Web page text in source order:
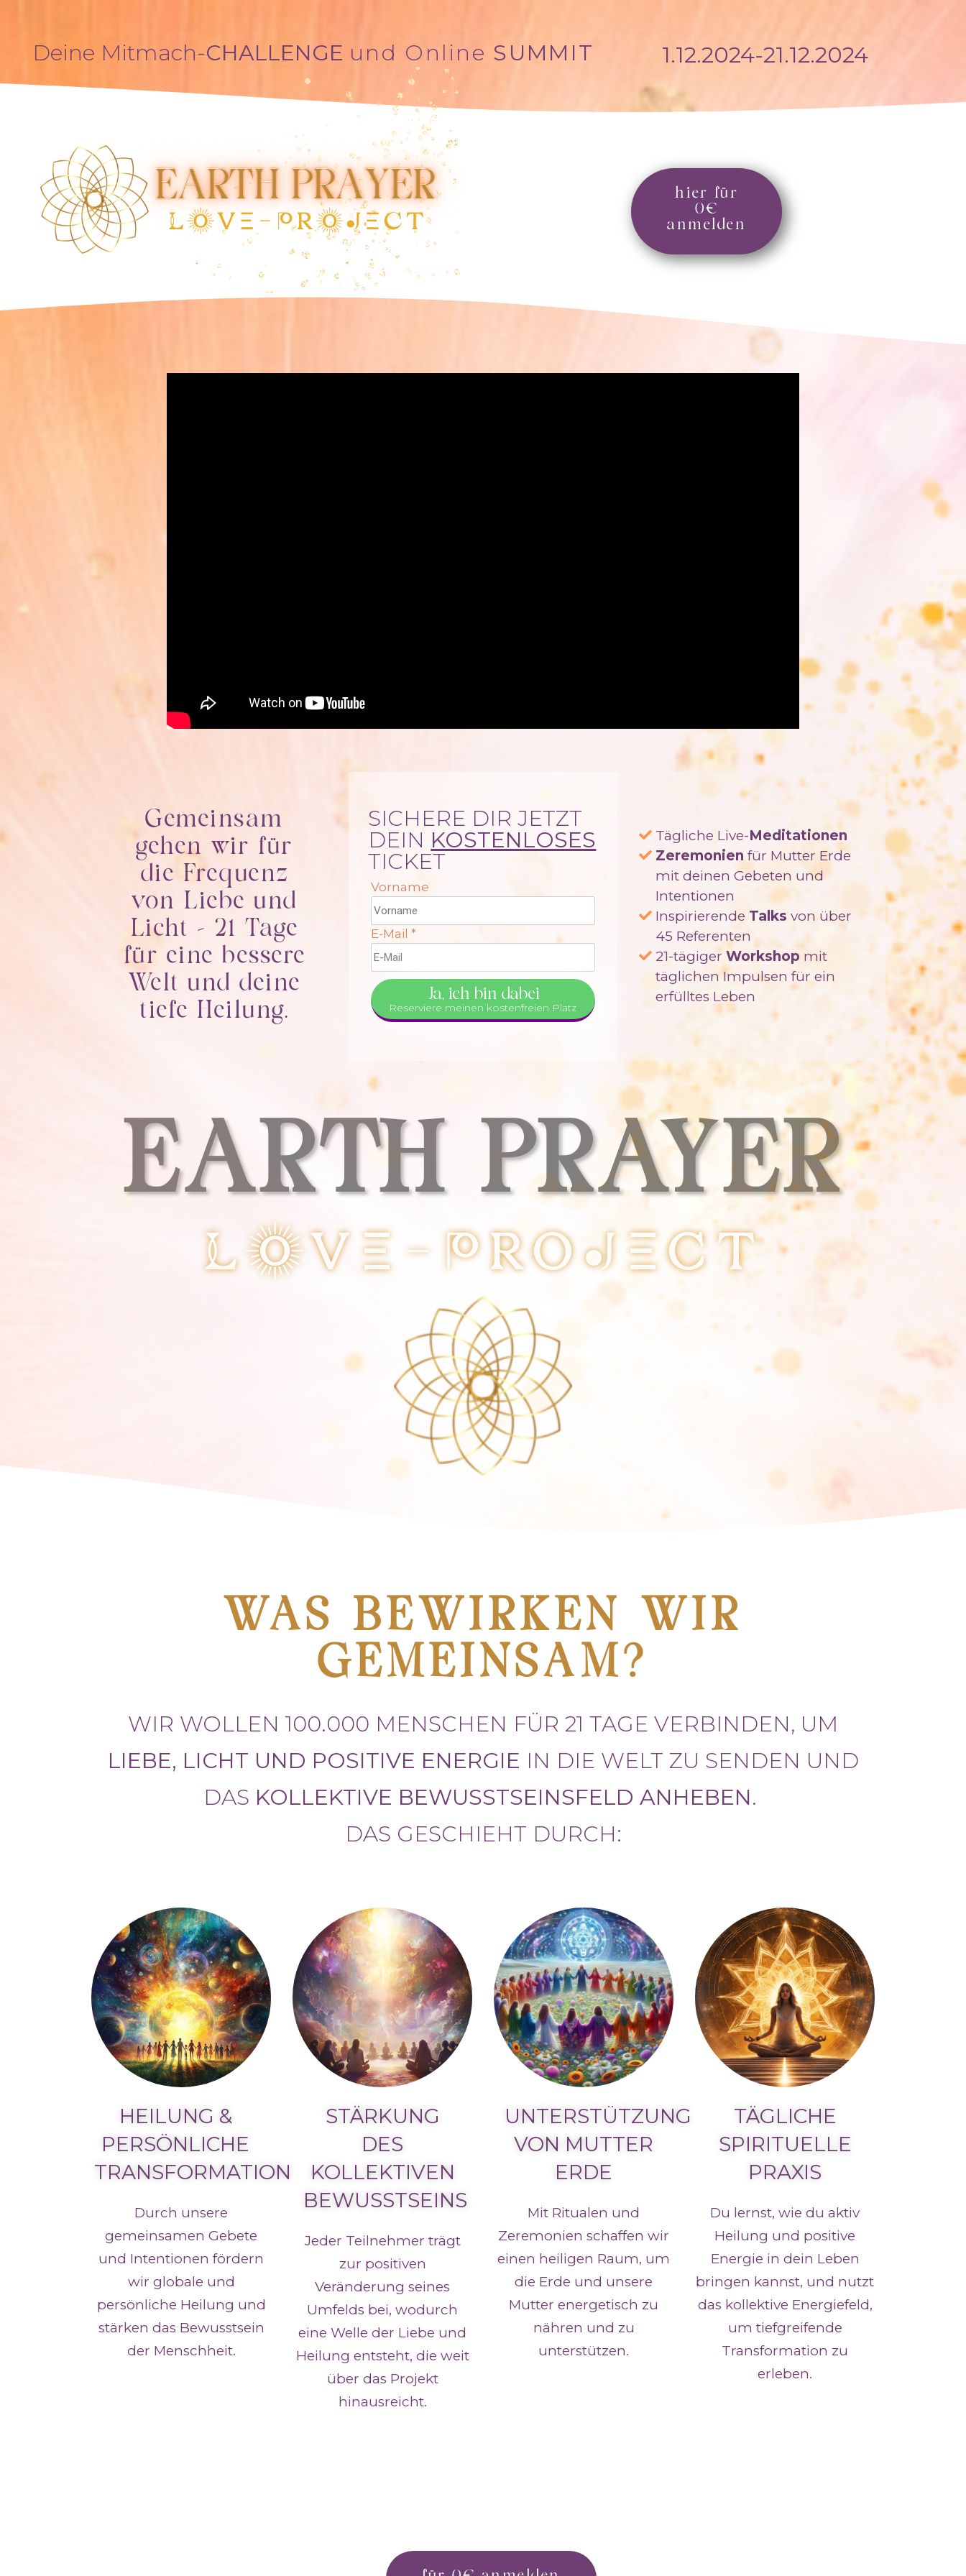
Deine Mitmach-CHALLENGE und Online SUMMIT 1.12.2024-21.12.2024
hier für
0€
anmelden
Gemeinsam
gehen wir für
die Frequenz
von Liebe und
Licht – 21 Tage
für eine bessere
Welt und deine
tiefe Heilung.
SICHERE DIR JETZT
DEIN KOSTENLOSES
TICKET
Vorname
E-Mail*
Ja, ich bin dabei
Reserviere meinen kostenfreien Platz
Tägliche Live-Meditationen
Zeremonien für Mutter Erde
mit deinen Gebeten und
Intentionen
Inspirierende Talks von über
45 Referenten
21-tägiger Workshop mit
täglichen Impulsen für ein
erfülltes Leben
EARTH PRAYER
LOvE-ProJEct
WAS BEWIRKEN WIR
GEMEINSAM?
WIR WOLLEN 100.000 MENSCHEN FÜR 21 TAGE VERBINDEN, UM
LIEBE, LICHT UND POSITIVE ENERGIE IN DIE WELT ZU SENDEN UND
DAS KOLLEKTIVE BEWUSSTSEINSFELD ANHEBEN.
DAS GESCHIEHT DURCH:
HEILUNG &
PERSÖNLICHE
TRANSFORMATION
Durch unsere
gemeinsamen Gebete
und Intentionen fördern
wir globale und
persönliche Heilung und
stärken das Bewusstsein
der Menschheit.
STÄRKUNG
DES
KOLLEKTIVEN
BEWUSSTSEINS
Jeder Teilnehmer trägt
zur positiven
Veränderung seines
Umfelds bei, wodurch
eine Welle der Liebe und
Heilung entsteht, die weit
über das Projekt
hinausreicht.
UNTERSTÜTZUNG
VON MUTTER
ERDE
Mit Ritualen und
Zeremonien schaffen wir
einen heiligen Raum, um
die Erde und unsere
Mutter energetisch zu
nähren und zu
unterstützen.
TÄGLICHE
SPIRITUELLE
PRAXIS
Du lernst, wie du aktiv
Heilung und positive
Energie in dein Leben
bringen kannst, und nutzt
das kollektive Energiefeld,
um tiefgreifende
Transformation zu
erleben.